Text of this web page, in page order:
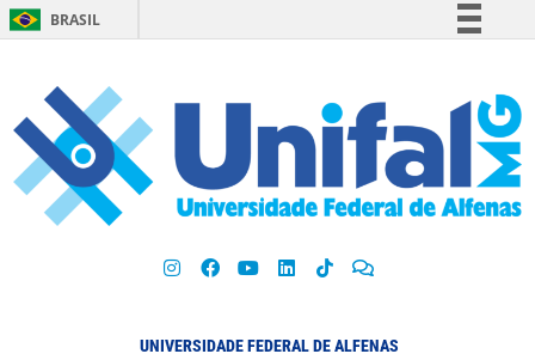
BRASIL
Participe
Acesso à informação
Legislação
UNIVERSIDADE FEDERAL DE ALFENAS